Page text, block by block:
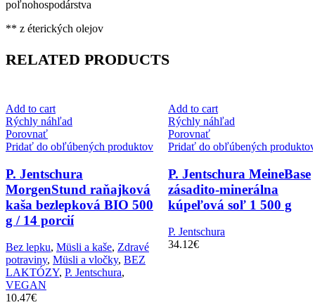
poľnohospodárstva
** z éterických olejov
RELATED PRODUCTS
Add to cart
Rýchly náhľad
Porovnať
Pridať do obľúbených produktov
P. Jentschura
MorgenStund raňajková
kaša bezlepková BIO 500
g / 14 porcií
Bez lepku, Müsli a kaše, Zdravé
potraviny, Müsli a vločky, BEZ
LAKTÓZY, P. Jentschura,
VEGAN
10.47€
Add to cart
Rýchly náhľad
Porovnať
Pridať do obľúbených produktov
P. Jentschura MeineBase
zásadito-minerálna
kúpeľová soľ 1 500 g
P. Jentschura
34.12€